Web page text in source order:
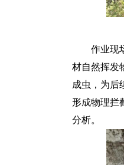
作业现
材自然挥发
成虫，为后
形成物理拦
分析。